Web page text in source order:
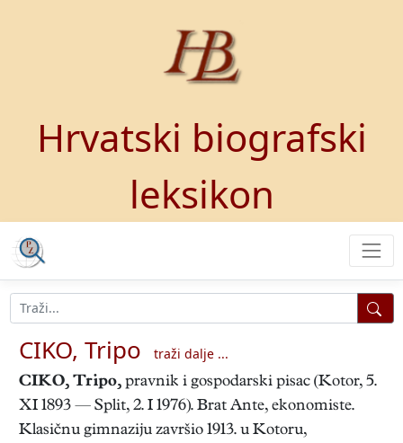
Hrvatski biografski
leksikon
CIKO, Tripo
traži dalje ...
CIKO, Tripo, pravnik i gospodarski pisac (Kotor, 5.
XI 1893 — Split, 2. I 1976). Brat Ante, ekonomiste.
Klasičnu gimnaziju završio 1913. u Kotoru,